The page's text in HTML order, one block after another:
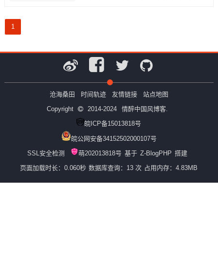
1
沧海桑田 时间轨迹 友情链接
站点地图
Copyright
2014-2024
情醉中国风博客.
皖ICP备15013818号
皖公网安备34152502000107号
SSL安全检测
萌202013818号 基于 Z-BlogPHP 搭建
页面加载时长：0.060秒 数据库查询：13 次 占用内存：4.83MB